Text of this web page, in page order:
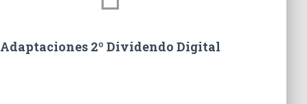
Adaptaciones 2º Dividendo Digital